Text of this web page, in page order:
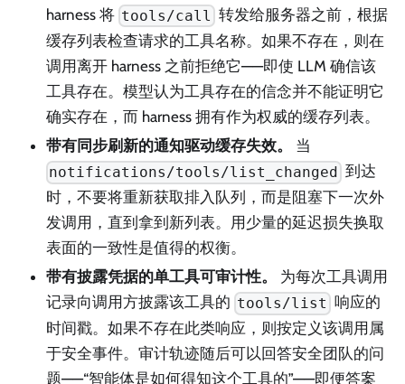
harness 将 tools/call 转发给服务器之前，根据
缓存列表检查请求的工具名称。如果不存在，则在
调用离开 harness 之前拒绝它——即使 LLM 确信该
工具存在。模型认为工具存在的信念并不能证明它
确实存在，而 harness 拥有作为权威的缓存列表。
带有同步刷新的通知驱动缓存失效。
当
notifications/tools/list_changed 到达
时，不要将重新获取排入队列，而是阻塞下一次外
发调用，直到拿到新列表。用少量的延迟损失换取
表面的一致性是值得的权衡。
带有披露凭据的单工具可审计性。
为每次工具调用
记录向调用方披露该工具的 tools/list 响应的
时间戳。如果不存在此类响应，则按定义该调用属
于安全事件。审计轨迹随后可以回答安全团队的问
题——“智能体是如何得知这个工具的”——即便答案